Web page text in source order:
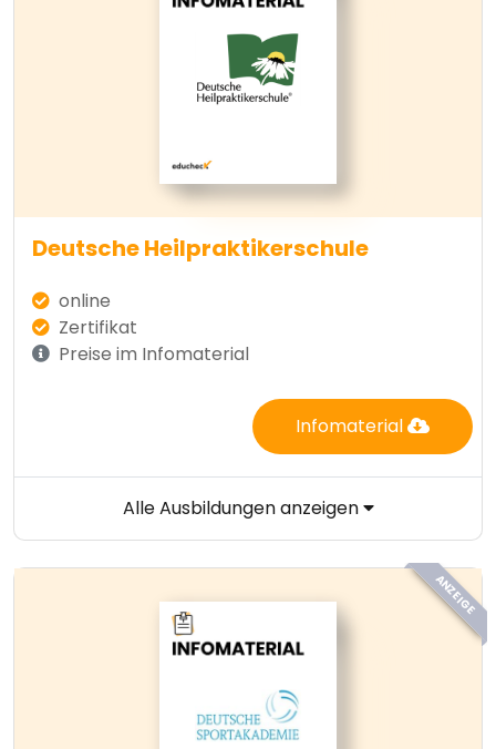
Deutsche Heilpraktikerschule
online
Zertifikat
Preise im Infomaterial
Infomaterial
Alle Ausbildungen anzeigen
ANZEIGE